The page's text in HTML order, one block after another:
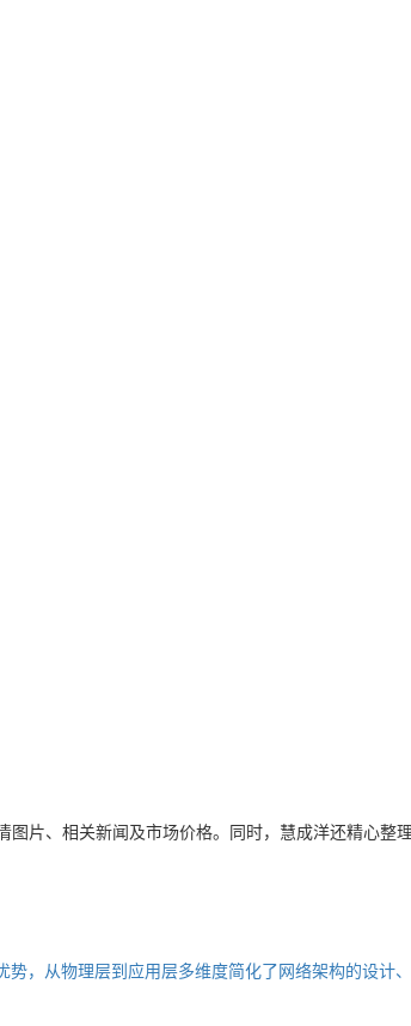
片、相关新闻及市场价格。同时，慧成洋还精心整
，从物理层到应用层多维度简化了网络架构的设计